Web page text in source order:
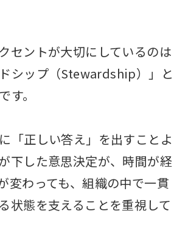
セントが大切にしているのは
ドシップ（Stewardship）」と
す。
「正しい答え」を出すことよ
下した意思決定が、時間が経
変わっても、組織の中で一貫
状態を支えることを重視して